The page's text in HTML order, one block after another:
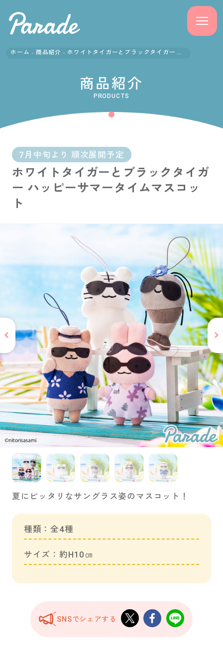
よくある質問
会社概要
採用情報
お問い合わせ
PRIZE 公式 X
PRIZE 公式 Instagram
CAPSULE TOY 公式 X
CAPSULE TOY 公式 Instagram
プライバシーポリシー
ホーム 商品紹介 ホワイトタイガーとブラックタイガー ハッピーサマータイムマスコット
商品紹介
PRODUCTS
7月中旬より 順次展開予定
ホワイトタイガーとブラックタイガ
ー ハッピーサマータイムマスコッ
ト
夏にピッタリなサングラス姿のマスコット！
種類：全4種
サイズ：約H10㎝
SNSでシェアする